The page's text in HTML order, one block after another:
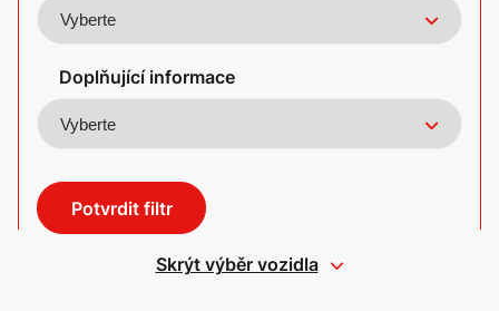
Doplňující informace
Potvrdit filtr
Skrýt výběr vozidla